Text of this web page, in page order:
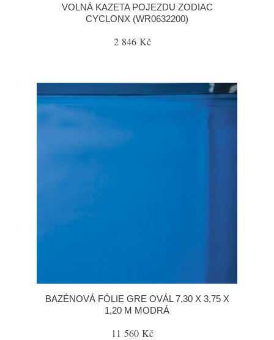
VOLNÁ KAZETA POJEZDU ZODIAC
CYCLONX (WR0632200)
2 846 Kč
BAZÉNOVÁ FÓLIE GRE OVÁL 7,30 X 3,75 X
1,20 M MODRÁ
11 560 Kč